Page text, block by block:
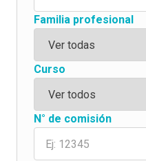
Familia profesional
Curso
N° de comisión